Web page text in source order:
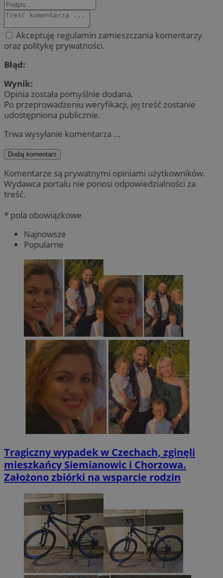
Akceptuję regulamin zamieszczania komentarzy
oraz politykę prywatności.
Błąd:
Wynik:
Opinia została pomyślnie dodana.
Po przeprowadzeniu weryfikacji, jej treść zostanie
udostępniona publicznie.
Trwa wysyłanie komentarza ...
Dodaj komentarz
Komentarze są prywatnymi opiniami użytkowników.
Wydawca portalu nie ponosi odpowiedzialności za
treść.
* pola obowiązkowe
Najnowsze
Popularne
Tragiczny wypadek w Czechach, zginęli
mieszkańcy Siemianowic i Chorzowa.
Założono zbiórki na wsparcie rodzin